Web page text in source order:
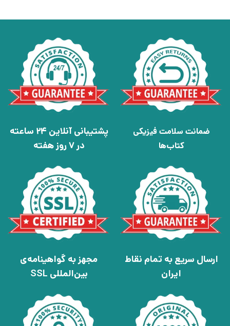
ضمانت سلامت فیزیکی
کتاب‌ها
پشتیبانی آنلاین 24 ساعته
در 7 روز هفته
ارسال سریع به تمام نقاط
ایران
مجهز به گواهینامه‌ی
بین‌المللی SSL